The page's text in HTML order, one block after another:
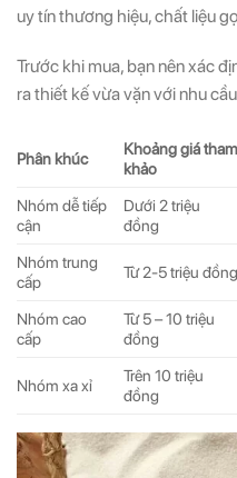
uy tín thương hiệu, chất liệu
Trước khi mua, bạn nên xác
ra thiết kế vừa vặn với nhu
Phân khúc
Khoảng giá tham
khảo
Nhóm dễ tiếp
cận
Dưới 2 triệu
đồng
Nhóm trung
cấp
Từ 2-5 triệu đồng
Nhóm cao
cấp
Từ 5 – 10 triệu
đồng
Nhóm xa xỉ
Trên 10 triệu
đồng